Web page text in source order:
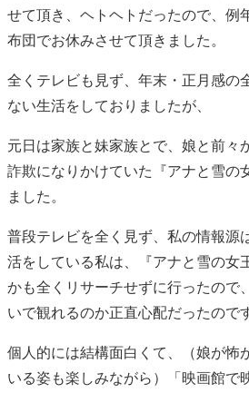
せて頂き、ヘトヘトだったので、例
布団でお休みさせて頂きました。
全くテレビも見ず、年末・正月感の
ない生活をしておりましたが、
元日は家族と妹家族とで、娘と前々
詐欺になりかけていた『アナと雪の
ました。
普段テレビを全く見ず、私の情報源
活をしている私は、『アナと雪の女
かも全くリサーチせずに行ったので
いで観れるのか正直心配だったので
個人的には結構面白くて、（娘が怖
いる姿も楽しみながら）「映画館で